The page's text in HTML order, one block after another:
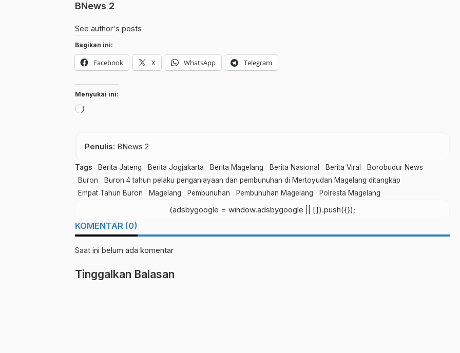
BNews 2
See author's posts
Bagikan ini:
Facebook X WhatsApp Telegram
Menyukai ini:
Memuat...
Penulis: BNews 2
Tags Berita Jateng Berita Jogjakarta Berita Magelang Berita Nasional Berita Viral
Borobudur News
Buron
Buron 4 tahun pelaku penganiayaan dan pembunuhan di Mertoyudan Magelang ditangkap
Empat Tahun Buron
Magelang Pembunuhan Pembunuhan Magelang Polresta Magelang
(adsbygoogle = window.adsbygoogle || []).push({});
KOMENTAR (0)
Saat ini belum ada komentar
Tinggalkan Balasan